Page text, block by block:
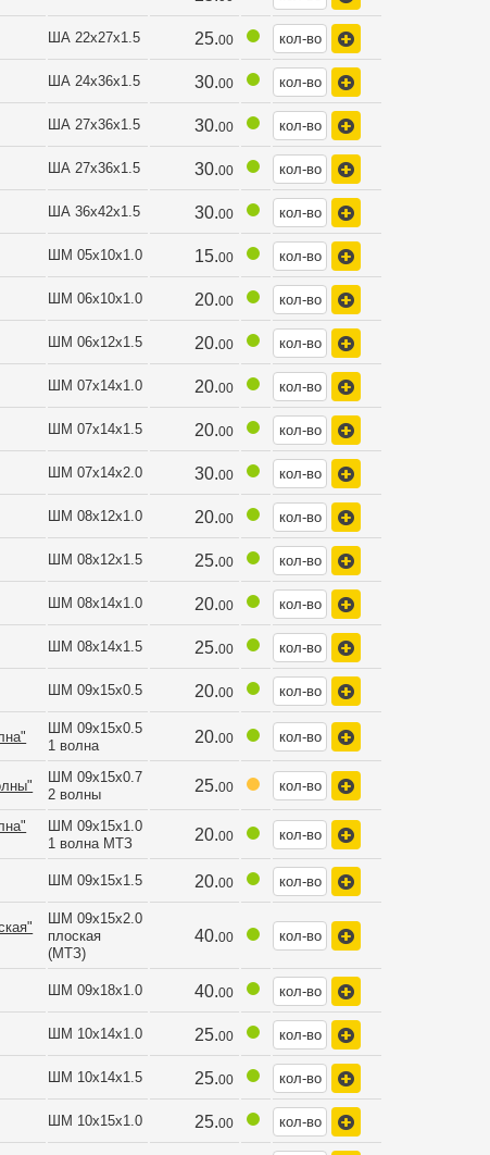
ША 22х27х1.5 25.00
ША 24х36х1.5 30.00
ША 27х36х1.5 30.00
ША 27х36х1.5 30.00
ША 36х42х1.5 30.00
ШМ 05х10х1.0 15.00
ШМ 06х10х1.0 20.00
ШМ 06х12х1.5 20.00
ШМ 07х14х1.0 20.00
ШМ 07х14х1.5 20.00
ШМ 07х14х2.0 30.00
ШМ 08х12х1.0 20.00
ШМ 08х12х1.5 25.00
ШМ 08х14х1.0 20.00
ШМ 08х14х1.5 25.00
ШМ 09х15х0.5 20.00
ШМ 09х15х0.5
1 волна
20.00
ШМ 09х15х0.7
2 волны
25.00
ШМ 09х15х1.0
1 волна МТЗ
20.00
ШМ 09х15х1.5 20.00
ШМ 09х15х2.0
плоская
(МТЗ)
40.00
ШМ 09х18х1.0 40.00
ШМ 10х14х1.0 25.00
ШМ 10х14х1.5 25.00
ШМ 10х15х1.0 25.00